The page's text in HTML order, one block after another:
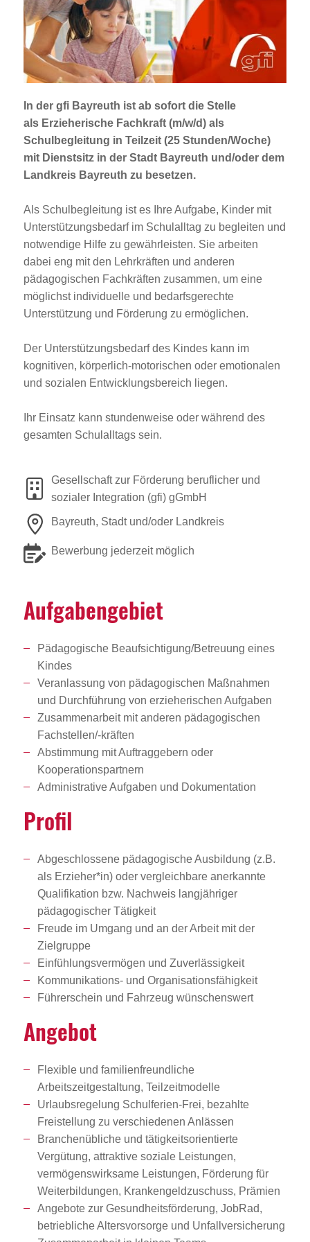
Jobportal
Presse und Medien
bbw e. V.
Karriere
Presse
News Archiv
In der gfi Bayreuth ist ab sofort die Stelle
als Erzieherische Fachkraft (m/w/d) als
Schulbegleitung in Teilzeit (25 Stunden/Woche)
mit Dienstsitz in der Stadt Bayreuth und/oder dem
Landkreis Bayreuth zu besetzen.
Als Schulbegleitung ist es Ihre Aufgabe, Kinder mit
Unterstützungsbedarf im Schulalltag zu begleiten und
notwendige Hilfe zu gewährleisten. Sie arbeiten
dabei eng mit den Lehrkräften und anderen
pädagogischen Fachkräften zusammen, um eine
möglichst individuelle und bedarfsgerechte
Unterstützung und Förderung zu ermöglichen.
Der Unterstützungsbedarf des Kindes kann im
kognitiven, körperlich-motorischen oder emotionalen
und sozialen Entwicklungsbereich liegen.
Ihr Einsatz kann stundenweise oder während des
gesamten Schulalltags sein.
Gesellschaft zur Förderung beruflicher und
sozialer Integration (gfi) gGmbH
Bayreuth, Stadt und/oder Landkreis
Bewerbung jederzeit möglich
Aufga­ben­ge­biet
Pädagogische Beaufsichtigung/Betreuung eines
Kindes
Veranlassung von pädagogischen Maßnahmen
und Durchführung von erzieherischen Aufgaben
Zusammenarbeit mit anderen pädagogischen
Fachstellen/-kräften
Abstimmung mit Auftraggebern oder
Kooperationspartnern
Administrative Aufgaben und Dokumentation
Profil
Abgeschlossene pädagogische Ausbildung (z.B.
als Erzieher*in) oder vergleichbare anerkannte
Qualifikation bzw. Nachweis langjähriger
pädagogischer Tätigkeit
Freude im Umgang und an der Arbeit mit der
Zielgruppe
Einfühlungsvermögen und Zuverlässigkeit
Kommunikations- und Organisationsfähigkeit
Führerschein und Fahrzeug wünschenswert
Angebot
Flexible und familienfreundliche
Arbeitszeitgestaltung, Teilzeitmodelle
Urlaubsregelung Schulferien-Frei, bezahlte
Freistellung zu verschiedenen Anlässen
Branchenübliche und tätigkeitsorientierte
Vergütung, attraktive soziale Leistungen,
vermögenswirksame Leistungen, Förderung für
Weiterbildungen, Krankengeldzuschuss, Prämien
Angebote zur Gesundheitsförderung, JobRad,
betriebliche Altersvorsorge und Unfallversicherung